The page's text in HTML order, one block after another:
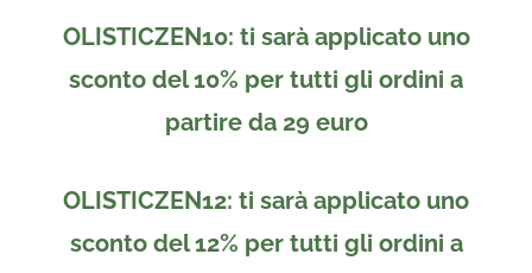
OLISTICZEN10: ti sarà applicato uno
sconto del 10% per tutti gli ordini a
partire da 29 euro
OLISTICZEN12: ti sarà applicato uno
sconto del 12% per tutti gli ordini a